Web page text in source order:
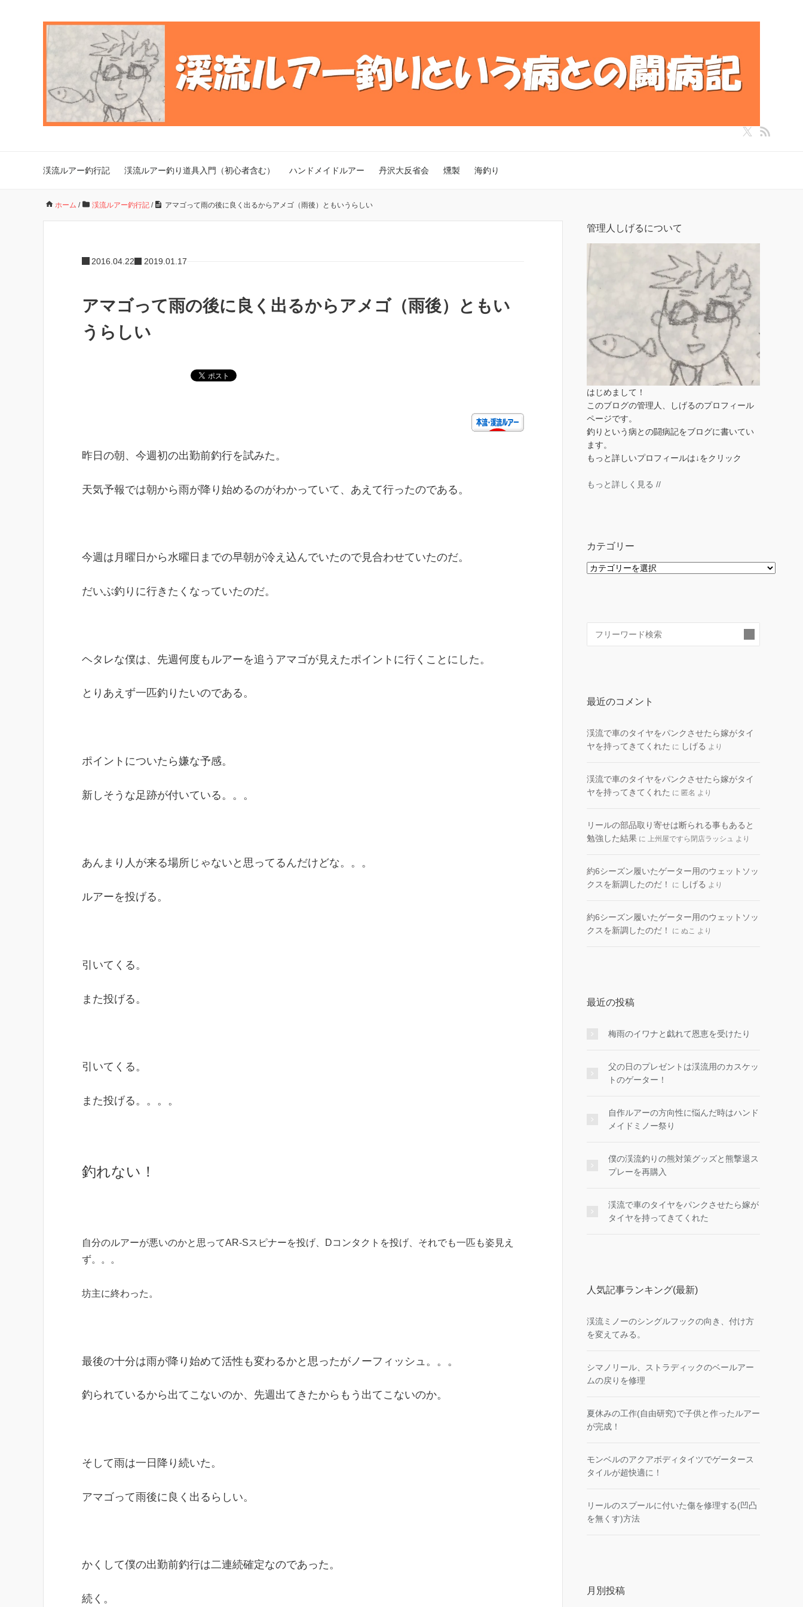
渓流ルアー釣行記 渓流ルアー釣り道具入門（初心者含む） ハンドメイドルアー 丹沢大反省会 燻製 海釣り
ホーム / 渓流ルアー釣行記 / アマゴって雨の後に良く出るからアメゴ（雨後）ともいうらしい
2016.04.22 2019.01.17
アマゴって雨の後に良く出るからアメゴ（雨後）ともい
うらしい
昨日の朝、今週初の出勤前釣行を試みた。
天気予報では朝から雨が降り始めるのがわかっていて、あえて行ったのである。
今週は月曜日から水曜日までの早朝が冷え込んでいたので見合わせていたのだ。
だいぶ釣りに行きたくなっていたのだ。
ヘタレな僕は、先週何度もルアーを追うアマゴが見えたポイントに行くことにした。
とりあえず一匹釣りたいのである。
ポイントについたら嫌な予感。
新しそうな足跡が付いている。。。
あんまり人が来る場所じゃないと思ってるんだけどな。。。
ルアーを投げる。
引いてくる。
また投げる。
引いてくる。
また投げる。。。。
釣れない！
自分のルアーが悪いのかと思ってAR-Sスピナーを投げ、Dコンタクトを投げ、それでも一匹も姿見え
ず。。。
坊主に終わった。
最後の十分は雨が降り始めて活性も変わるかと思ったがノーフィッシュ。。。
釣られているから出てこないのか、先週出てきたからもう出てこないのか。
そして雨は一日降り続いた。
アマゴって雨後に良く出るらしい。
かくして僕の出勤前釣行は二連続確定なのであった。
続く。
管理人しげるについて
はじめまして！
このブログの管理人、しげるのプロフィール
ページです。
釣りという病との闘病記をブログに書いてい
ます。
もっと詳しいプロフィールは↓をクリック
もっと詳しく見る //
カテゴリー
カ
最近のコメント
渓流で車のタイヤをパンクさせたら嫁がタイ
ヤを持ってきてくれた に しげる より
渓流で車のタイヤをパンクさせたら嫁がタイ
ヤを持ってきてくれた に 匿名 より
リールの部品取り寄せは断られる事もあると
勉強した結果 に 上州屋ですら閉店ラッシュ より
約6シーズン履いたゲーター用のウェットソッ
クスを新調したのだ！
に しげる より
約6シーズン履いたゲーター用のウェットソッ
クスを新調したのだ！
に ぬこ より
最近の投稿
梅雨のイワナと戯れて恩恵を受けたり
父の日のプレゼントは渓流用のカスケッ
トのゲーター！
自作ルアーの方向性に悩んだ時はハンド
メイドミノー祭り
僕の渓流釣りの熊対策グッズと熊撃退ス
プレーを再購入
渓流で車のタイヤをパンクさせたら嫁が
タイヤを持ってきてくれた
人気記事ランキング(最新)
渓流ミノーのシングルフックの向き、付け方
を変えてみる。
シマノリール、ストラディックのベールアー
ムの戻りを修理
夏休みの工作(自由研究)で子供と作ったルアー
が完成！
モンベルのアクアボディタイツでゲータース
タイルが超快適に！
リールのスプールに付いた傷を修理する(凹凸
を無くす)方法
月別投稿